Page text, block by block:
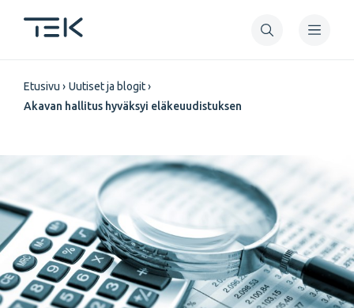
pääsisältöön
Murupolku
Etusivu
Uutiset ja blogit
Akavan hallitus hyväksyi eläkeuudistuksen